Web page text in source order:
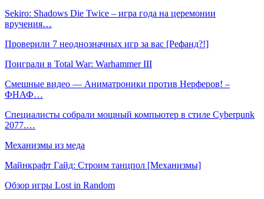
Sekiro: Shadows Die Twice – игра года на церемонии
вручения…
Проверили 7 неоднозначных игр за вас [Рефанд?!]
Поиграли в Total War: Warhammer III
Смешные видео — Аниматроники против Нерферов! –
ФНАФ…
Специалисты собрали мощный компьютер в стиле Cyberpunk
2077.…
Механизмы из меда
Майнкрафт Гайд: Строим танцпол [Механизмы]
Обзор игры Lost in Random